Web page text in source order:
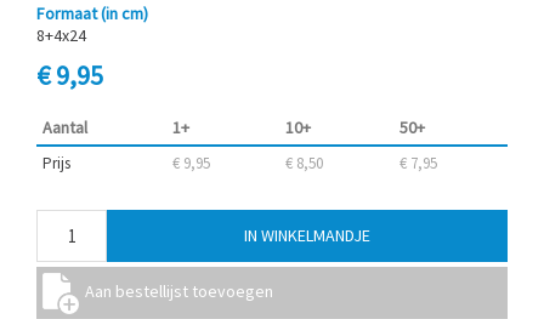
Formaat (in cm)
8+4x24
€ 9,95
Aantal 1+ 10+ 50+
Prijs € 9,95 € 8,50 € 7,95